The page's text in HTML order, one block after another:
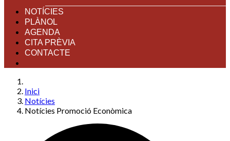
NOTÍCIES
PLÀNOL
AGENDA
CITA PRÈVIA
CONTACTE
Inici
Notícies
Notícies Promoció Econòmica